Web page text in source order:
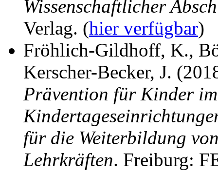
Wissenschaftlicher
Verlag. (hier verfügbar)
Fröhlich-Gildhoff, K.,
Kerscher-Becker, J.
Prävention für Kinder
für die Weiterbildung
Lehrkräften. Freiburg: